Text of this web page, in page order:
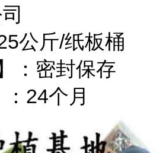
公斤/纸板桶
：密封保存
：24个月